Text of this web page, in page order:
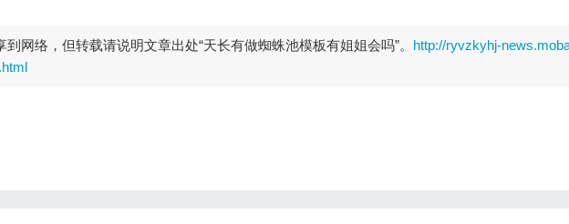
网络，但转载请说明文章出处“天长有做蜘蛛池模板有姐姐会吗”。 http://ryvzkyhj-